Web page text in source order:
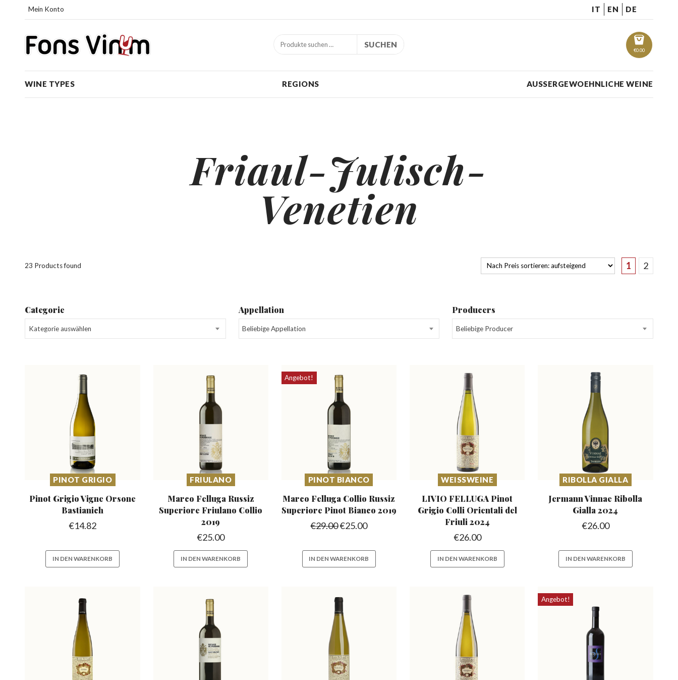
Mein Konto IT EN DE
€0.00
SUCHEN
WINE TYPES REGIONS AUSSERGEWOEHNLICHE WEINE
Friaul-Julisch-
Venetien
23 Products found 1 2
Categorie
Kategorie auswählen
Appellation
Beliebige Appellation
Producers
Beliebige Producer
PINOT GRIGIO
Pinot Grigio Vigne Orsone
Bastianich
€14.82
IN DEN WARENKORB
FRIULANO
Marco Felluga Russiz
Superiore Friulano Collio
2019
€25.00
IN DEN WARENKORB
Angebot!
PINOT BIANCO
Marco Felluga Collio Russiz
Superiore Pinot Bianco 2019
€29.00€25.00
IN DEN WARENKORB
WEISSWEINE
LIVIO FELLUGA Pinot
Grigio Colli Orientali del
Friuli 2024
€26.00
IN DEN WARENKORB
RIBOLLA GIALLA
Jermann Vinnae Ribolla
Gialla 2024
€26.00
IN DEN WARENKORB
Angebot!